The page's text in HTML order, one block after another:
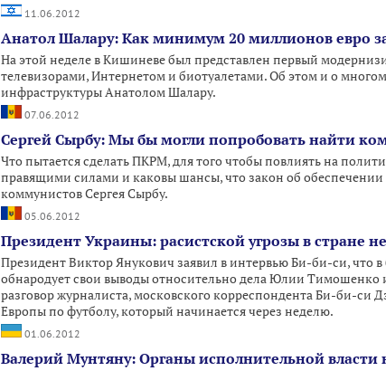
11.06.2012
Анатол Шалару: Как минимум 20 миллионов евро
На этой неделе в Кишиневе был представлен первый
телевизорами, Интернетом и биотуалетами. Об этом и о
инфраструктуры Анатолом Шалару.
07.06.2012
Сергей Сырбу: Мы бы могли попробовать найти
Что пытается сделать ПКРМ, для того чтобы повлиять на
правящими силами и каковы шансы, что закон об обеспечении
коммунистов Сергея Сырбу.
05.06.2012
Президент Украины: расистской угрозы в стране
Президент Виктор Янукович заявил в интервью Би-би-си,
обнародует свои выводы относительно дела Юлии Тимошенко
разговор журналиста, московского корреспондента Би-би-си
Европы по футболу, который начинается через неделю.
01.06.2012
Валерий Мунтяну: Органы исполнительной